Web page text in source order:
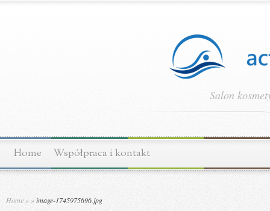
Salon
Home Współpraca i kontakt
Home » »image-1745975696.jpg